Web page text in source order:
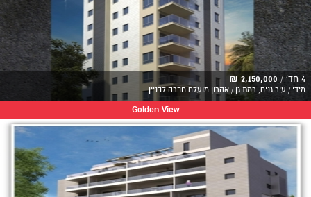
4 חד' / 2,150,000 ₪
מידי / עיר גנים, רמת גן / אהרון מועלם חברה לבניין
Golden View